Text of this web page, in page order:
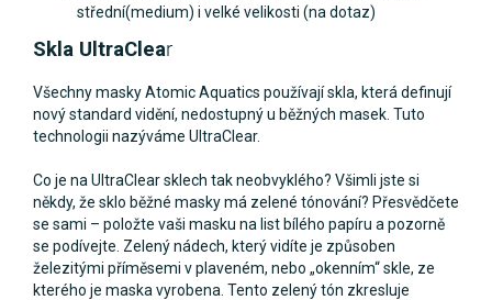
střední(medium) i velké velikosti (na dotaz)
Skla UltraClear
Všechny masky Atomic Aquatics používají skla, která definují
nový standard vidění, nedostupný u běžných masek. Tuto
technologii nazýváme UltraClear.
Co je na UltraClear sklech tak neobvyklého? Všimli jste si
někdy, že sklo běžné masky má zelené tónování? Přesvědčete
se sami – položte vaši masku na list bílého papíru a pozorně
se podívejte. Zelený nádech, který vidíte je způsoben
železitými příměsemi v plaveném, nebo „okenním“ skle, ze
kterého je maska vyrobena. Tento zelený tón zkresluje